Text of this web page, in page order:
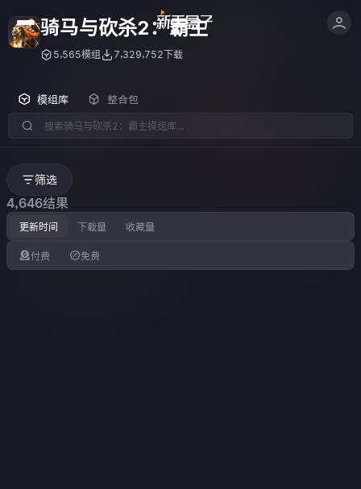
骑马与砍杀2：霸主
5,565模组 7,329,752下载
模组库 整合包
筛选
4,646结果
更新时间 下载量 收藏量
付费 免费